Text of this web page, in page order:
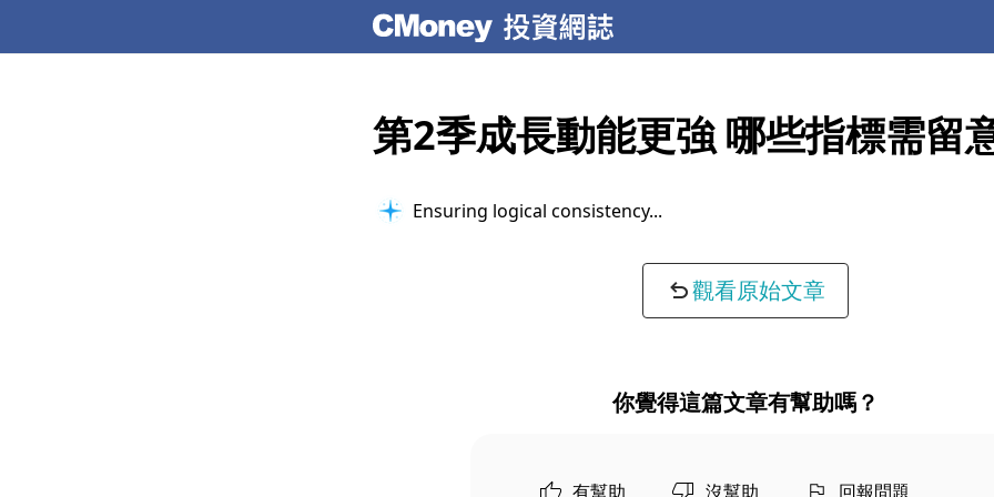
第2季成長動能更強 哪些指標需留
Ensuring logical consistency...
觀看原始文章
你覺得這篇文章有幫助嗎？
有幫助 沒幫助 回報問題